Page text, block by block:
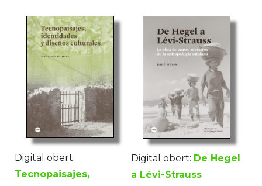
Digital obert:
Tecnopaisajes,
Digital obert: De Hegel
a Lévi-Strauss